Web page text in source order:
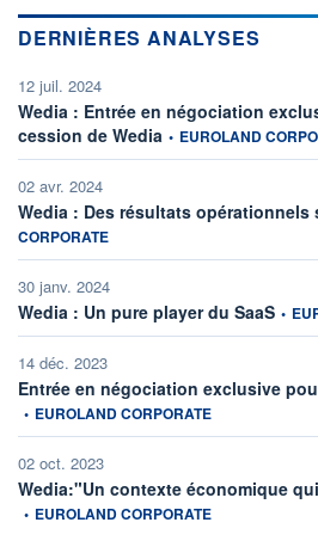
DERNIÈRES ANALYSES
12 juil. 2024
Wedia : Entrée en négociation
cession de Wedia information fournie par
• EUROLAND
02 avr. 2024
Wedia : Des résultats opérationnels
CORPORATE
30 janv. 2024
Wedia : Un pure player du SaaS •
14 déc. 2023
Entrée en négociation exclusive
• EUROLAND CORPORATE
02 oct. 2023
Wedia:"Un contexte économique
• EUROLAND CORPORATE